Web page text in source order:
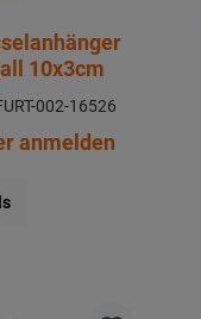
10x3cm
002-16526
anmelden